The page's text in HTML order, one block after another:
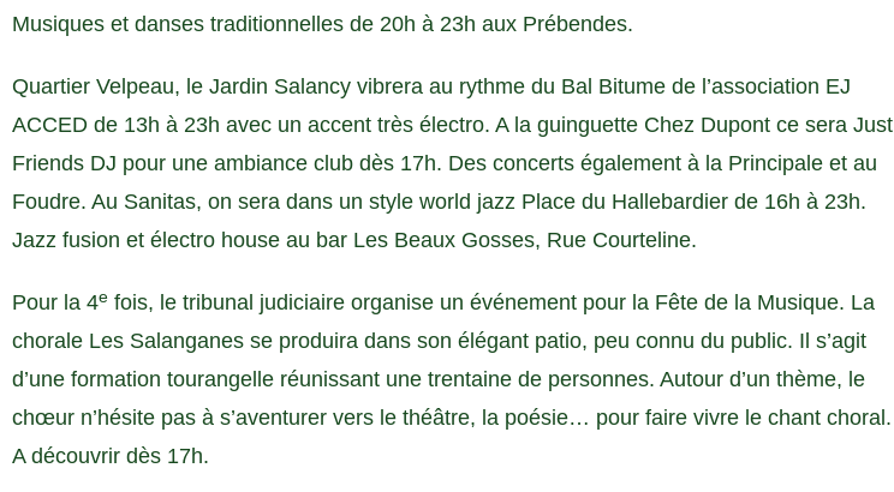
Musiques et danses traditionnelles de 20h à 23h aux Prébendes.
Quartier Velpeau, le Jardin Salancy vibrera au rythme du Bal Bitume de l’association EJ
ACCED de 13h à 23h avec un accent très électro. A la guinguette Chez Dupont ce sera Just
Friends DJ pour une ambiance club dès 17h. Des concerts également à la Principale et au
Foudre. Au Sanitas, on sera dans un style world jazz Place du Hallebardier de 16h à 23h.
Jazz fusion et électro house au bar Les Beaux Gosses, Rue Courteline.
Pour la 4e fois, le tribunal judiciaire organise un événement pour la Fête de la Musique. La
chorale Les Salanganes se produira dans son élégant patio, peu connu du public. Il s’agit
d’une formation tourangelle réunissant une trentaine de personnes. Autour d’un thème, le
chœur n’hésite pas à s’aventurer vers le théâtre, la poésie… pour faire vivre le chant choral.
A découvrir dès 17h.